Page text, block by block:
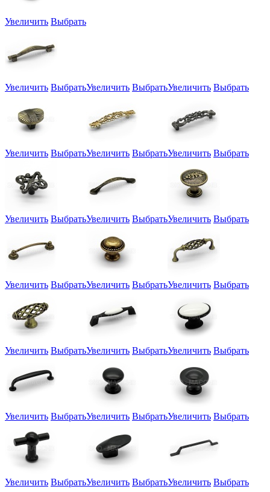
Увеличить Выбрать
Увеличить ВыбратьУвеличить ВыбратьУвеличить Выбрать
Увеличить ВыбратьУвеличить ВыбратьУвеличить Выбрать
Увеличить ВыбратьУвеличить ВыбратьУвеличить Выбрать
Увеличить ВыбратьУвеличить ВыбратьУвеличить Выбрать
Увеличить ВыбратьУвеличить ВыбратьУвеличить Выбрать
Увеличить ВыбратьУвеличить ВыбратьУвеличить Выбрать
Увеличить ВыбратьУвеличить ВыбратьУвеличить Выбрать